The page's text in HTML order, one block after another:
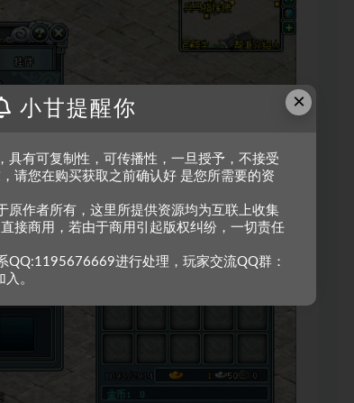
×
小甘提醒你
具有可复制性，可传播性，一旦授予，不接受
请您在购买获取之前确认好 是您所需要的资
原作者所有，这里所提供资源均为互联上收集
接商用，若由于商用引起版权纠纷，一切责任
QQ:1195676669进行处理，玩家交流QQ群：
。